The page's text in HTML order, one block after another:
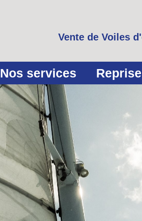
Vente de Voiles
Nos services